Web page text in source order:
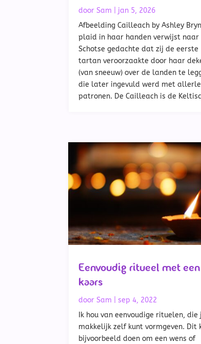
doorSam
jan 5, 2026
Afbeelding Cailleach by Ashley
plaid in haar handen verwijst naar
Schotse gedachte dat zij de eerste
tartan veroorzaakte door haar
(van sneeuw) over de landen te
die later ingevuld werd met
patronen. De Cailleach is de
Eenvoudig ritueel met een
kaars
doorSam |sep 4, 2022
Ik hou van eenvoudige rituelen, die
makkelijk zelf kunt vormgeven. Dit
bijvoorbeeld doen om een wens of